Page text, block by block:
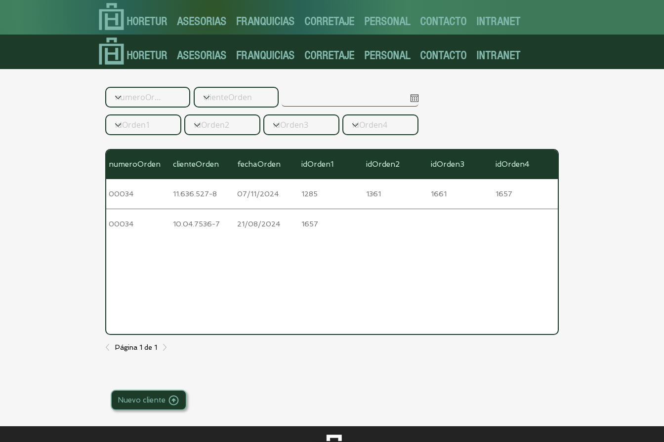
HORETUR ASESORIAS FRANQUICIAS CORRETAJE PERSONAL CONTACTO INTRANET
HORETUR ASESORIAS FRANQUICIAS CORRETAJE PERSONAL CONTACTO INTRANET
numeroOrden clienteOrden fechaOrden idOrden1 idOrden2 idOrden3 idOrden4
00034 11.636.527-8 07/11/2024 1285 1361 1661 1657
00034 10.04.7536-7 21/08/2024 1657
Página 1 de 1
Nuevo cliente